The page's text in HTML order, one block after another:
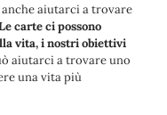
aiutarci a trovare
carte ci possono
vita, i nostri obiettivi
aiutarci a trovare uno
una vita più